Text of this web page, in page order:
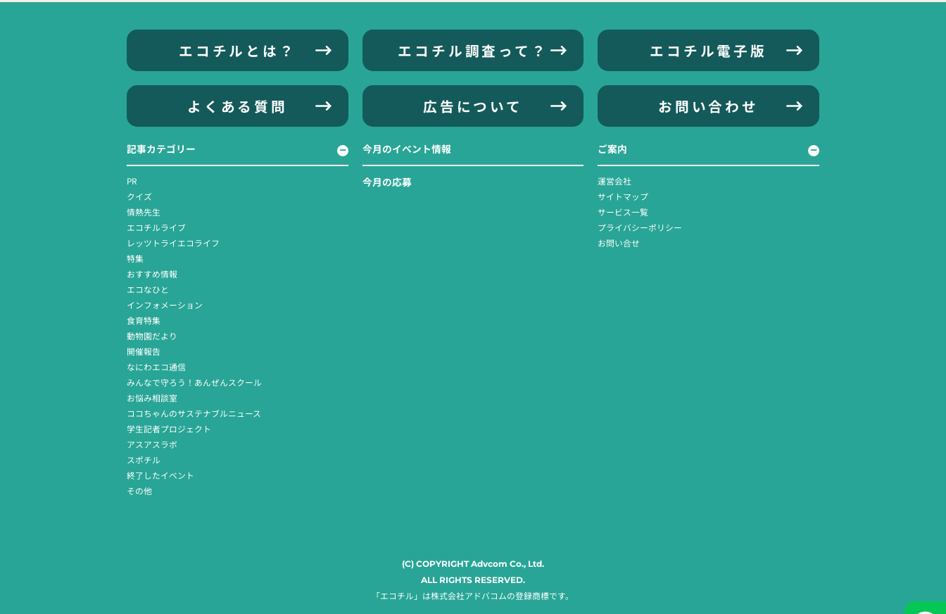
エコチルとは？ エコチル調査って？ エコチル電子版
よくある質問 広告について お問い合わせ
記事カテゴリー
PR
クイズ
情熱先生
エコチルライブ
レッツトライエコライフ
特集
おすすめ情報
エコなひと
インフォメーション
食育特集
動物園だより
開催報告
なにわエコ通信
みんなで守ろう！あんぜんスクール
お悩み相談室
ココちゃんのサステナブルニュース
学生記者プロジェクト
アスアスラボ
スポチル
終了したイベント
その他
今月のイベント情報
今月の応募
ご案内
運営会社
サイトマップ
サービス一覧
プライバシーポリシー
お問い合せ
(C) COPYRIGHT Advcom Co., Ltd.
ALL RIGHTS RESERVED.
「エコチル」は株式会社アドバコムの登録商標です。